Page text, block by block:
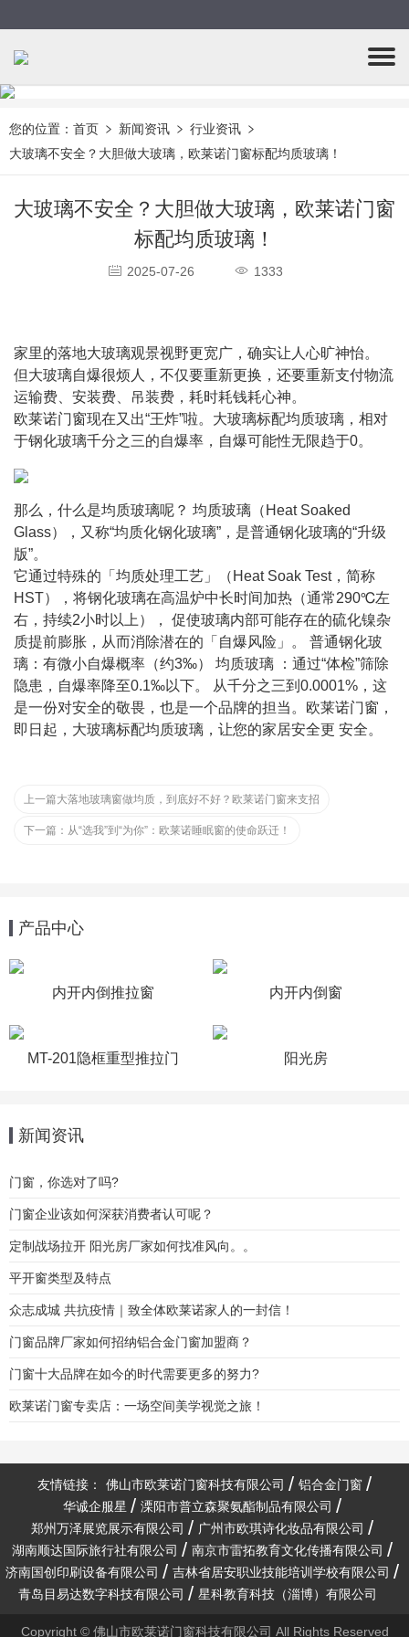
您的位置： 首页 新闻资讯
行业资讯
大玻璃不安全？大胆做大玻璃，欧莱诺门窗标配均质玻璃！
大玻璃不安全？大胆做大玻璃，欧莱诺门窗
标配均质玻璃！
2025-07-26 1333
家里的落地大玻璃观景视野更宽广，确实让人心旷神怡。
但大玻璃自爆很烦人，不仅要重新更换，还要重新支付物流
运输费、安装费、吊装费，耗时耗钱耗心神。
欧莱诺门窗现在又出“王炸”啦。大玻璃标配均质玻璃，相对
于钢化玻璃千分之三的自爆率，自爆可能性无限趋于0。
那么，什么是均质玻璃呢？ 均质玻璃（Heat Soaked
Glass），又称“均质化钢化玻璃”，是普通钢化玻璃的“升级
版”。
它通过特殊的「均质处理工艺」（Heat Soak Test，简称
HST），将钢化玻璃在高温炉中长时间加热（通常290℃左
右，持续2小时以上）， 促使玻璃内部可能存在的硫化镍杂
质提前膨胀，从而消除潜在的「自爆风险」。 普通钢化玻
璃：有微小自爆概率（约3‰） 均质玻璃 ：通过“体检”筛除
隐患，自爆率降至0.1‰以下。 从千分之三到0.0001%，这
是一份对安全的敬畏，也是一个品牌的担当。欧莱诺门窗，
即日起，大玻璃标配均质玻璃，让您的家居安全更 安全。
上一篇大落地玻璃窗做均质，到底好不好？欧莱诺门窗来支招
下一篇： 从“选我”到“为你”：欧莱诺睡眠窗的使命跃迁！
产品中心
内开内倒推拉窗 内开内倒窗
MT-201隐框重型推拉门 阳光房
新闻资讯
门窗，你选对了吗?
门窗企业该如何深获消费者认可呢？
定制战场拉开 阳光房厂家如何找准风向。。
平开窗类型及特点
众志成城 共抗疫情｜致全体欧莱诺家人的一封信！
门窗品牌厂家如何招纳铝合金门窗加盟商？
门窗十大品牌在如今的时代需要更多的努力?
欧莱诺门窗专卖店：一场空间美学视觉之旅！
友情链接： 佛山市欧莱诺门窗科技有限公司
铝合金门窗
华诚企服星
溧阳市普立森聚氨酯制品有限公司
郑州万泽展览展示有限公司
广州市欧琪诗化妆品有限公司
湖南顺达国际旅行社有限公司
南京市雷拓教育文化传播有限公司
济南国创印刷设备有限公司
吉林省居安职业技能培训学校有限公司
青岛目易达数字科技有限公司
星科教育科技（淄博）有限公司
Copyright © 佛山市欧莱诺门窗科技有限公司 All Rights Reserved